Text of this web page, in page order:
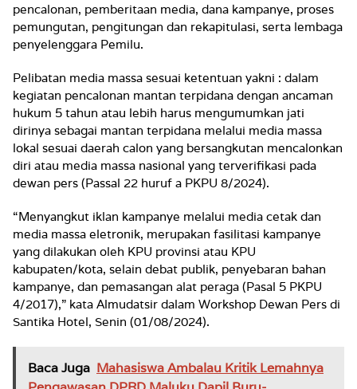
pencalonan, pemberitaan media, dana kampanye, proses
pemungutan, pengitungan dan rekapitulasi, serta lembaga
penyelenggara Pemilu.
Pelibatan media massa sesuai ketentuan yakni : dalam
kegiatan pencalonan mantan terpidana dengan ancaman
hukum 5 tahun atau lebih harus mengumumkan jati
dirinya sebagai mantan terpidana melalui media massa
lokal sesuai daerah calon yang bersangkutan mencalonkan
diri atau media massa nasional yang terverifikasi pada
dewan pers (Passal 22 huruf a PKPU 8/2024).
“Menyangkut iklan kampanye melalui media cetak dan
media massa eletronik, merupakan fasilitasi kampanye
yang dilakukan oleh KPU provinsi atau KPU
kabupaten/kota, selain debat publik, penyebaran bahan
kampanye, dan pemasangan alat peraga (Pasal 5 PKPU
4/2017),” kata Almudatsir dalam Workshop Dewan Pers di
Santika Hotel, Senin (01/08/2024).
Baca Juga Mahasiswa Ambalau Kritik Lemahnya